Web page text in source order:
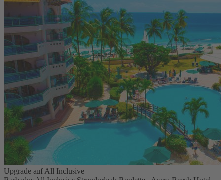
Upgrade auf All Inclusive